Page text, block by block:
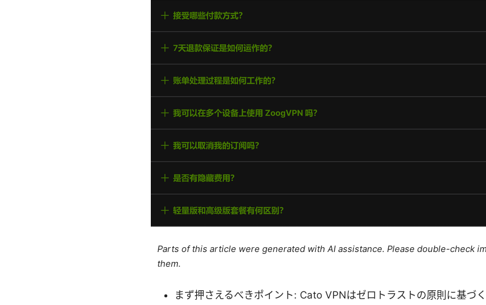
Parts of this article were generated with AI assistance. Please double-check
them.
まず押さえるべきポイント: Cato VPNはゼロトラストの原則に基づ